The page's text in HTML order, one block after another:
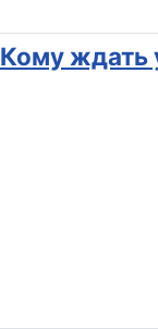
Кому ждать